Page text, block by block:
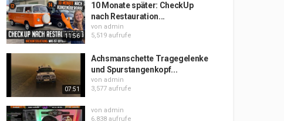
11:56
10 Monate später: CheckUp
nach Restauration...
von admin
5,519 aufrufe
07:51
Achsmanschette Tragegelenke
und Spurstangenkopf...
von admin
3,577 aufrufe
von admin
6,838 aufrufe